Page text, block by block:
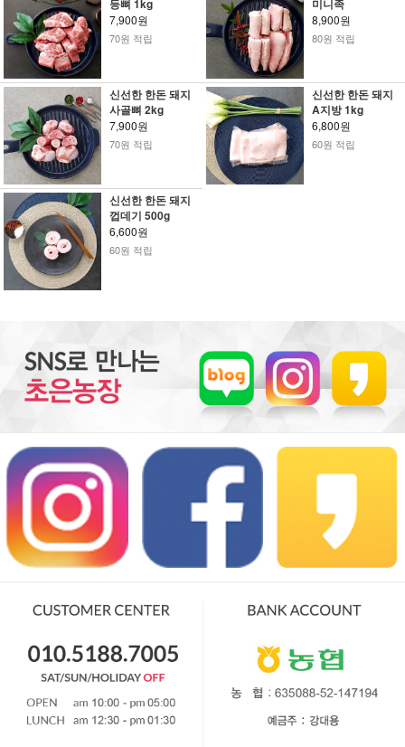
등뼈 1kg
7,900원
70원 적립
미니족
8,900원
80원 적립
신선한 한돈 돼지
사골뼈 2kg
7,900원
70원 적립
신선한 한돈 돼지
A지방 1kg
6,800원
60원 적립
신선한 한돈 돼지
껍데기 500g
6,600원
60원 적립